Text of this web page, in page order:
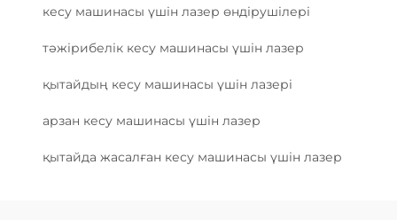
кесу машинасы үшін лазер өндірушілері
тәжірибелік кесу машинасы үшін лазер
қытайдың кесу машинасы үшін лазері
арзан кесу машинасы үшін лазер
қытайда жасалған кесу машинасы үшін лазер